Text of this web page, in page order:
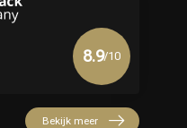
8.9/10
Bekijk meer